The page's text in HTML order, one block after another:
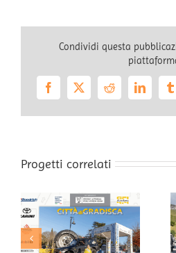
Condividi questa
Facebook
X RedditLinkedIn
Progetti correlati